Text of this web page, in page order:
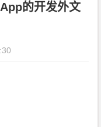
的开发外文